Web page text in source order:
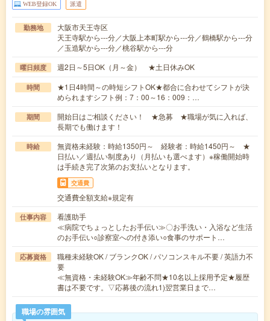
WEB登録OK 派遣
勤務地
大阪市天王寺区
天王寺駅から---分／大阪上本町駅から---分／鶴橋駅から---分
／玉造駅から---分／桃谷駅から---分
曜日頻度 週2日～5日OK（月～金） ★土日休みOK
時間
★1日4時間～の時短シフトOK★都合に合わせてシフトが決
められますシフト例：7：00～16：009：…
期間
開始日はご相談ください！ ★急募 ★職場が気に入れば、
長期でも働けます！
時給
無資格未経験：時給1350円～ 経験者：時給1450円～ ★
日払い／週払い制度あり（月払いも選べます）※稼働開始時
は手続き完了次第のお支払いとなります。
交通費
交通費全額支給※規定有
仕事内容
看護助手
≪病院でちょっとしたお手伝い≫〇お手洗い・入浴など生活
のお手伝い○診察室への付き添い○食事のサポート…
応募資格
職種未経験OK / ブランクOK / パソコンスキル不要 / 英語力不
要
≪無資格・未経験OK≫年齢不問★10名以上採用予定★履歴
書は不要です。▽応募後の流れ1)翌営業日まで…
職場の雰囲気